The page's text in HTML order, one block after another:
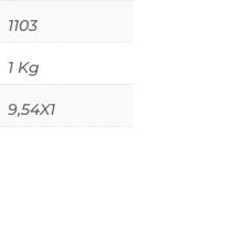
1103
1 Kg
9,54X1